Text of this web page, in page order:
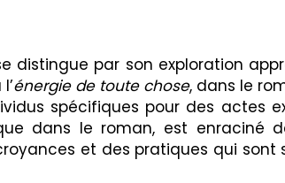
distingue par son exploration
énergie de toute chose, dans le
spécifiques pour des actes
dans le roman, est enraciné
et des pratiques qui sont